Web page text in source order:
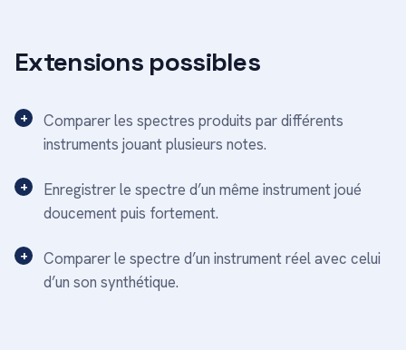
Extensions possibles
Comparer les spectres produits par différents
instruments jouant plusieurs notes.
Enregistrer le spectre d’un même instrument joué
doucement puis fortement.
Comparer le spectre d’un instrument réel avec celui
d’un son synthétique.